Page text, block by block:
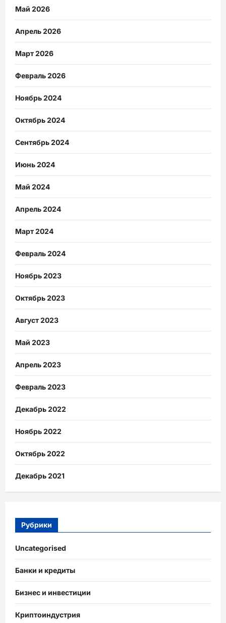
Май 2026
Апрель 2026
Март 2026
Февраль 2026
Ноябрь 2024
Октябрь 2024
Сентябрь 2024
Июнь 2024
Май 2024
Апрель 2024
Март 2024
Февраль 2024
Ноябрь 2023
Октябрь 2023
Август 2023
Май 2023
Апрель 2023
Февраль 2023
Декабрь 2022
Ноябрь 2022
Октябрь 2022
Декабрь 2021
Рубрики
Uncategorised
Банки и кредиты
Бизнес и инвестиции
Криптоиндустрия